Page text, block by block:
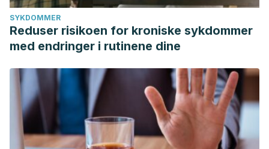
SYKDOMMER
Reduser risikoen for kroniske sykdommer
med endringer i rutinene dine